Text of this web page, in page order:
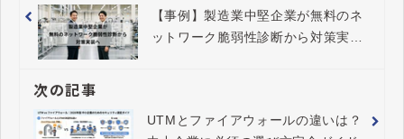
【事例】製造業中堅企業が無料のネ
ットワーク脆弱性診断から対策実装
次の記事
UTMとファイアウォールの違いは？